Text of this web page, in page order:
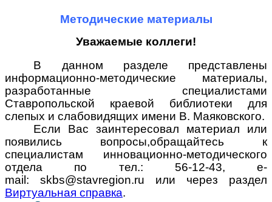
Методические материалы
Уважаемые коллеги!
В данном разделе представлены
информационно-методические материалы,
разработанные специалистами
Ставропольской краевой библиотеки для
слепых и слабовидящих имени В. Маяковского.
Если Вас заинтересовал материал или
появились вопросы,обращайтесь к
специалистам инновационно-методического
отдела по тел.: 56-12-43, e-
mail: skbs@stavregion.ru или через раздел
Виртуальная справка.